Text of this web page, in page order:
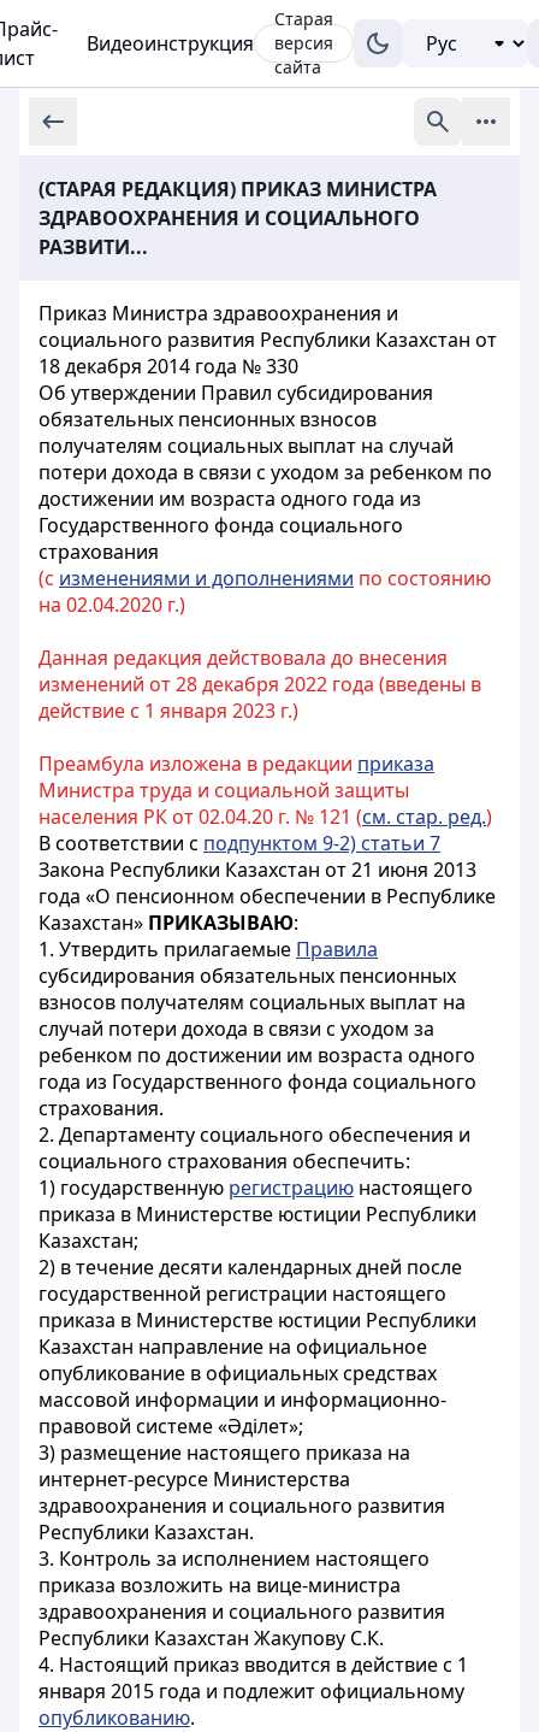
Видеоинструкция
Старая
версия
сайта
(СТАРАЯ РЕДАКЦИЯ) ПРИКАЗ МИНИСТРА
ЗДРАВООХРАНЕНИЯ И СОЦИАЛЬНОГО
РАЗВИТИ...
Приказ Министра здравоохранения и
социального развития Республики Казахстан от
18 декабря 2014 года № 330
Об утверждении Правил субсидирования
обязательных пенсионных взносов
получателям социальных выплат на случай
потери дохода в связи с уходом за ребенком по
достижении им возраста одного года из
Государственного фонда социального
страхования
(с изменениями и дополнениями по состоянию
на 02.04.2020 г.)
Данная редакция действовала до внесения
изменений от 28 декабря 2022 года (введены в
действие с 1 января 2023 г.)
Преамбула изложена в редакции приказа
Министра труда и социальной защиты
населения РК от 02.04.20 г. № 121 (см. стар. ред.)
В соответствии с подпунктом 9-2) статьи 7
Закона Республики Казахстан от 21 июня 2013
года «О пенсионном обеспечении в Республике
Казахстан» ПРИКАЗЫВАЮ:
1. Утвердить прилагаемые Правила
субсидирования обязательных пенсионных
взносов получателям социальных выплат на
случай потери дохода в связи с уходом за
ребенком по достижении им возраста одного
года из Государственного фонда социального
страхования.
2. Департаменту социального обеспечения и
социального страхования обеспечить:
1) государственную регистрацию настоящего
приказа в Министерстве юстиции Республики
Казахстан;
2) в течение десяти календарных дней после
государственной регистрации настоящего
приказа в Министерстве юстиции Республики
Казахстан направление на официальное
опубликование в официальных средствах
массовой информации и информационно-
правовой системе «Әділет»;
3) размещение настоящего приказа на
интернет-ресурсе Министерства
здравоохранения и социального развития
Республики Казахстан.
3. Контроль за исполнением настоящего
приказа возложить на вице-министра
здравоохранения и социального развития
Республики Казахстан Жакупову С.К.
4. Настоящий приказ вводится в действие с 1
января 2015 года и подлежит официальному
опубликованию.